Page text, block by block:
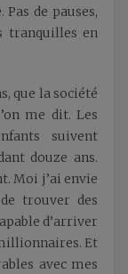
de pauses,
tranquilles en
que la société
me dit. Les
suivent
douze ans.
Moi j’ai envie
trouver des
d’arriver
Et
avec mes